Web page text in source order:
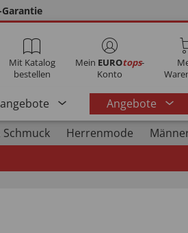
Mit Katalog
bestellen
Mein EUROtops-
Konto
Angebote
Herrenmode